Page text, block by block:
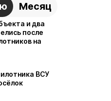
Месяц
и два
после
на
ВСУ